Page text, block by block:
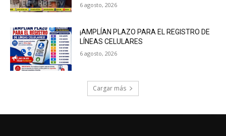
6 agosto, 2026
¡AMPLÍAN PLAZO PARA EL REGISTRO DE
LÍNEAS CELULARES
6 agosto, 2026
Cargar más